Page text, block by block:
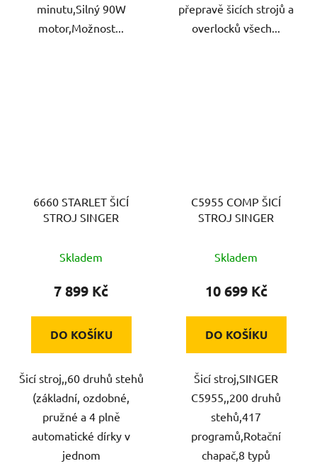
minutu,Silný 90W
motor,Možnost...
přepravě šicích strojů a
overlocků všech...
6660 STARLET ŠICÍ
STROJ SINGER
Skladem
7 899 Kč
DO KOŠÍKU
Šicí stroj,,60 druhů stehů
(základní, ozdobné,
pružné a 4 plně
automatické dírky v
jednom
C5955 COMP ŠICÍ
STROJ SINGER
Skladem
10 699 Kč
DO KOŠÍKU
Šicí stroj,SINGER
C5955,,200 druhů
stehů,417
programů,Rotační
chapač,8 typů